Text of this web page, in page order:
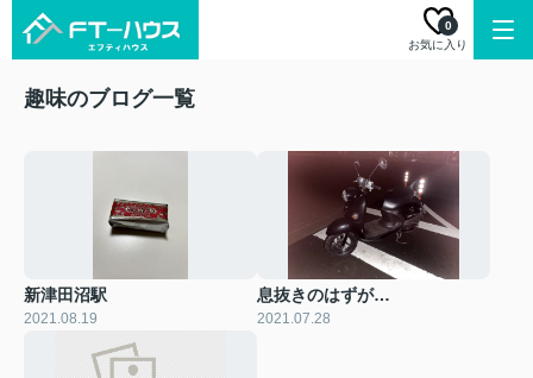
お気に入り
0
趣味のブログ一覧
新津田沼駅
2021.08.19
息抜きのはずが…
2021.07.28